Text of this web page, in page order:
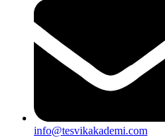
info@tesvikakademi.com